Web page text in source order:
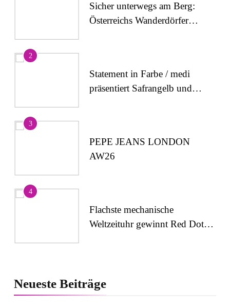
Sicher unterwegs am Berg:
Österreichs Wanderdörfer
2
Statement in Farbe / medi
präsentiert Safrangelb und
3
PEPE JEANS LONDON
AW26
4
Flachste mechanische
Weltzeituhr gewinnt Red Dot:
Wenn Kult auf Couture trifft:
Capri-Sun setzt modisches
Neueste Beiträge